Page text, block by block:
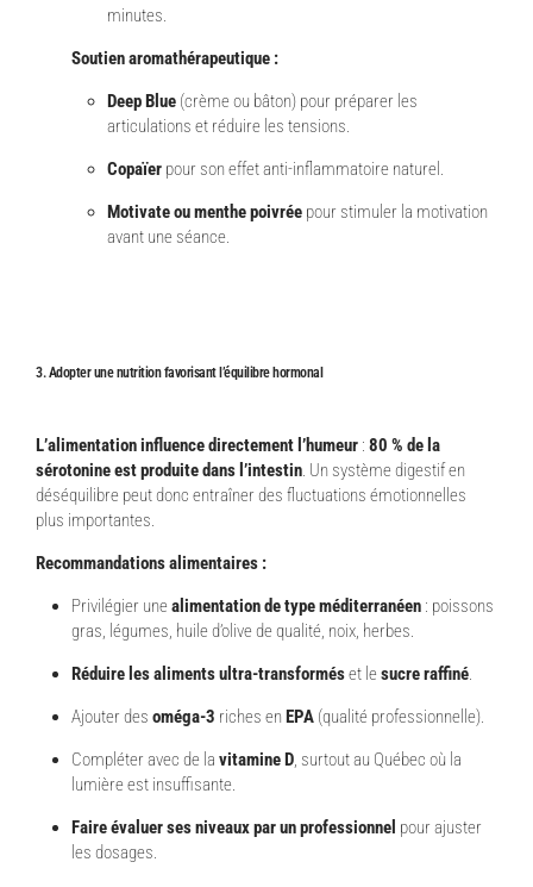
minutes.
Soutien aromathérapeutique :
Deep Blue (crème ou bâton) pour préparer les
articulations et réduire les tensions.
Copaïer pour son effet anti-inflammatoire naturel.
Motivate ou menthe poivrée pour stimuler la motivation
avant une séance.
3. Adopter une nutrition favorisant l’équilibre hormonal
L’alimentation influence directement l’humeur : 80 % de la
sérotonine est produite dans l’intestin. Un système digestif en
déséquilibre peut donc entraîner des fluctuations émotionnelles
plus importantes.
Recommandations alimentaires :
Privilégier unealimentation de type méditerranéen : poissons
gras, légumes, huile d’olive de qualité, noix, herbes.
Réduire les aliments ultra-transforméset lesucre raffiné.
Ajouter des oméga-3 riches enEPA (qualité professionnelle).
Compléter avec de la vitamine D, surtout au Québec où la
lumière est insuffisante.
Faire évaluer ses niveaux par un professionnel pour ajuster
les dosages.